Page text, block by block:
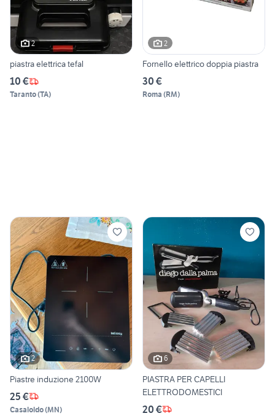
2
piastra elettrica tefal
10 €
Taranto(TA)
2
Fornello elettrico doppia piastra
30 €
Roma (RM)
2
Piastre induzione 2100W
25 €
Casaloldo(MN)
6
PIASTRA PER CAPELLI
ELETTRODOMESTICI
20 €